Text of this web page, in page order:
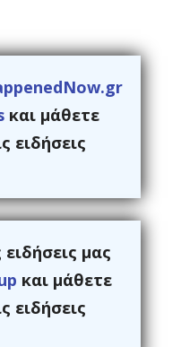
και μάθετε
ειδήσεις
μας
και μάθετε
ειδήσεις